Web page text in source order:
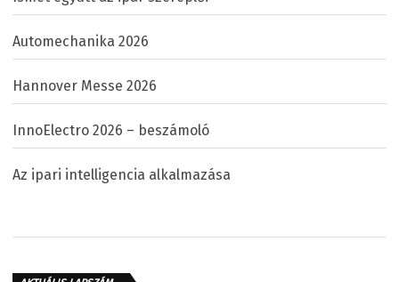
Automechanika 2026
Hannover Messe 2026
InnoElectro 2026 – beszámoló
Az ipari intelligencia alkalmazása